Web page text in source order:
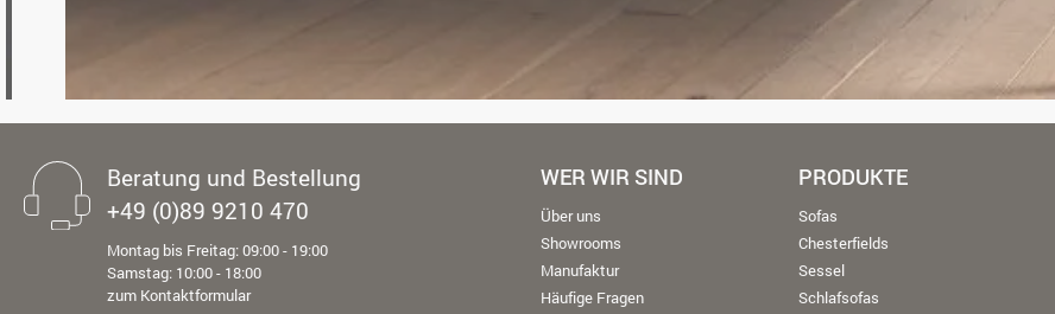
Beratung und Bestellung
+49 (0)89 9210 470
Montag bis Freitag: 09:00 - 19:00
Samstag: 10:00 - 18:00
zum Kontaktformular
WER WIR SIND
Über uns
Showrooms
Manufaktur
Häufige Fragen
PRODUKTE
Sofas
Chesterfields
Sessel
Schlafsofas